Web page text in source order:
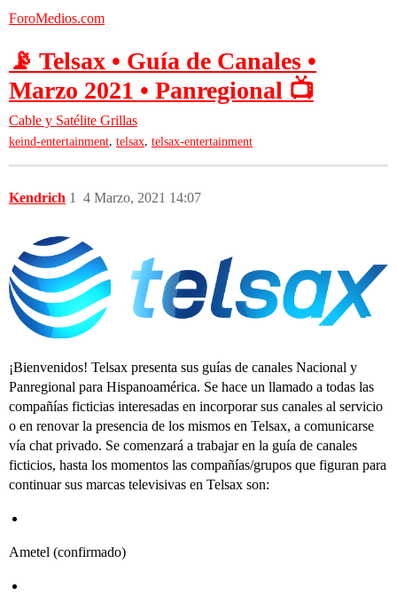
ForoMedios.com
📡 Telsax • Guía de Canales •
Marzo 2021 • Panregional 📺
Cable y Satélite Grillas
keind-entertainment, telsax, telsax-entertainment
Kendrich 4 Marzo, 2021 14:07
1
¡Bienvenidos! Telsax presenta sus guías de canales Nacional y
Panregional para Hispanoamérica. Se hace un llamado a todas las
compañías ficticias interesadas en incorporar sus canales al servicio
o en renovar la presencia de los mismos en Telsax, a comunicarse
vía chat privado. Se comenzará a trabajar en la guía de canales
ficticios, hasta los momentos las compañías/grupos que figuran para
continuar sus marcas televisivas en Telsax son:
Ametel (confirmado)